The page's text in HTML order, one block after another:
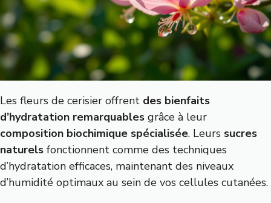
Les fleurs de cerisier offrent des bienfaits
d’hydratation remarquables grâce à leur
composition biochimique spécialisée. Leurs sucres
naturels fonctionnent comme des techniques
d’hydratation efficaces, maintenant des niveaux
d’humidité optimaux au sein de vos cellules cutanées.